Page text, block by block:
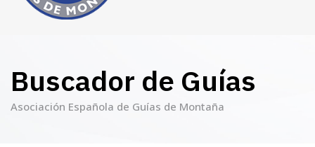
Buscador de Guías
Asociación Española de Guías de Montaña